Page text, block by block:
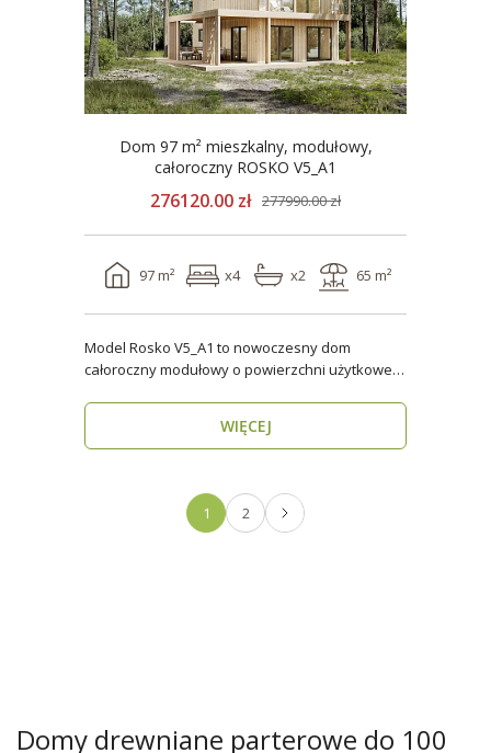
Dom 97 m² mieszkalny, modułowy,
całoroczny ROSKO V5_A1
276120.00 zł 277990.00 zł
97 m² x4 x2 65 m²
Model Rosko V5_A1 to nowoczesny dom
całoroczny modułowy o powierzchni użytkowej
WIĘCEJ
1 2
Domy drewniane parterowe do 100